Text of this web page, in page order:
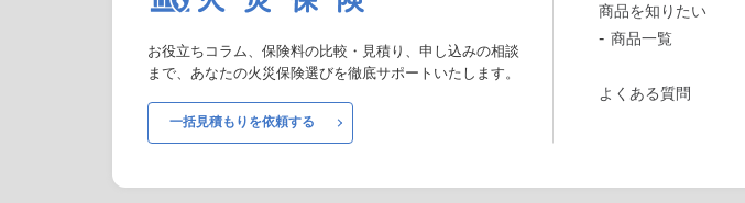
お役立ちコラム、保険料の比較・見積り、申し込みの相談
まで、あなたの火災保険選びを徹底サポートいたします。
一括見積もりを依頼する
商品を知りたい
商品一覧
よくある質問